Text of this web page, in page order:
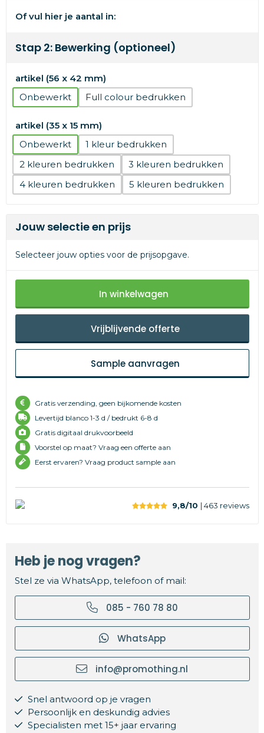
Of vul hier je aantal in:
Stap 2: Bewerking (optioneel)
artikel (56 x 42 mm)
Onbewerkt
Full colour
artikel (35 x 15 mm)
Onbewerkt
1
2
3
4
5
Jouw selectie en prijs
Selecteer jouw opties voor de prijsopgave.
In winkelwagen
Vrijblijvende offerte
Sample aanvragen
Gratis verzending, geen bijkomende kosten
Levertijd blanco 1-3 d / bedrukt 6-8 d
Gratis digitaal drukvoorbeeld
Voorstel op maat? Vraag een offerte aan
Eerst ervaren? Vraag product sample aan
9,8/10 | 463 reviews
Heb je nog vragen?
Stel ze via WhatsApp, telefoon of mail:
085 - 760 78 80
WhatsApp
info@promothing.nl
Snel antwoord op je vragen
Persoonlijk en deskundig advies
Specialisten met 15+ jaar ervaring